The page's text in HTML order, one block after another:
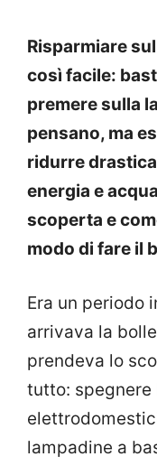
Risparmiare
così facile:
premere sulla
pensano, ma
ridurre
energia e
scoperta e
modo di fare il
Era un periodo
arrivava la
prendeva lo
tutto:
lampadine a